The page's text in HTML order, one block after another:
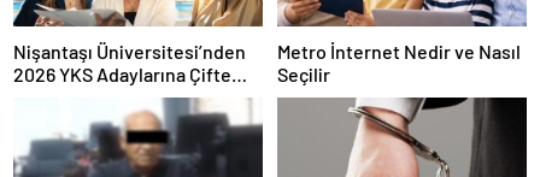
Nişantaşı Üniversitesi’nden
2026 YKS Adaylarına Çifte
Güvence: Sabit Ücret ve
Kesintisiz Burs
Metro İnternet Nedir ve Nasıl
Seçilir